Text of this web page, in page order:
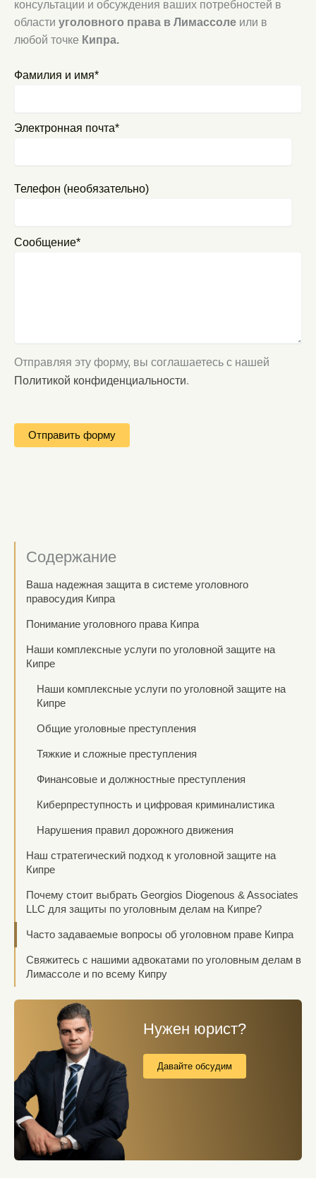
консультации и обсуждения ваших потребностей в
области уголовного права в Лимассоле или в
любой точке Кипра.
Фамилия и имя*
Электронная почта*
Телефон (необязательно)
Сообщение*
Отправляя эту форму, вы соглашаетесь с нашей
Политикой конфиденциальности.
Содержание
Ваша надежная защита в системе уголовного
правосудия Кипра
Понимание уголовного права Кипра
Наши комплексные услуги по уголовной защите на
Кипре
Наши комплексные услуги по уголовной защите на
Кипре
Общие уголовные преступления
Тяжкие и сложные преступления
Финансовые и должностные преступления
Киберпреступность и цифровая криминалистика
Нарушения правил дорожного движения
Наш стратегический подход к уголовной защите на
Кипре
Почему стоит выбрать Georgios Diogenous & Associates
LLC для защиты по уголовным делам на Кипре?
Часто задаваемые вопросы об уголовном праве Кипра
Свяжитесь с нашими адвокатами по уголовным делам в
Лимассоле и по всему Кипру
Нужен юрист?
Давайте обсудим